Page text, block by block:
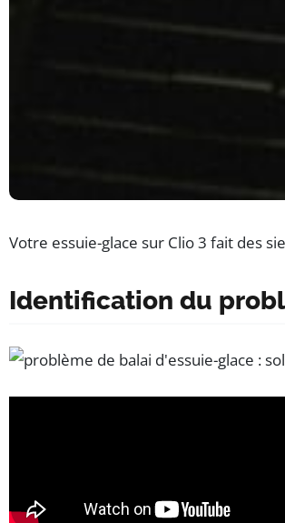
Votre essuie-glace sur Clio 3 fait des
Identification du